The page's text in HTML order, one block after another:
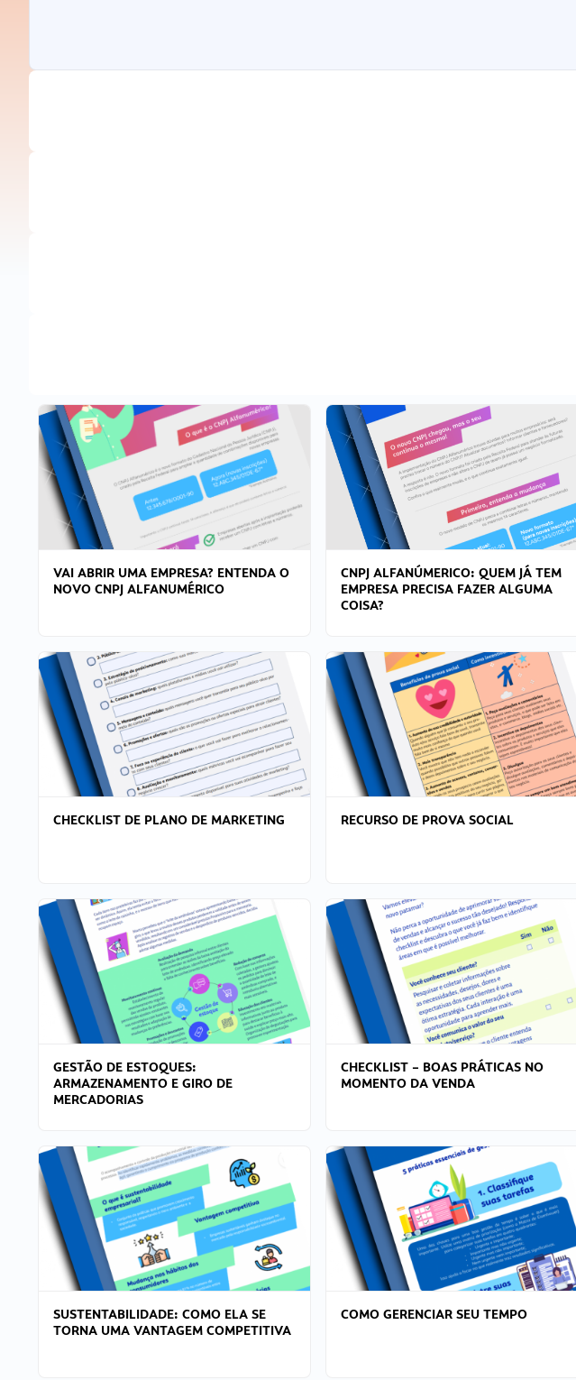
VAI ABRIR UMA EMPRESA? ENTENDA O
NOVO CNPJ ALFANUMÉRICO
CNPJ ALFANÚMERICO: QUEM JÁ TEM
EMPRESA PRECISA FAZER ALGUMA
COISA?
CHECKLIST DE PLANO DE MARKETING RECURSO DE PROVA SOCIAL
GESTÃO DE ESTOQUES:
ARMAZENAMENTO E GIRO DE
MERCADORIAS
CHECKLIST – BOAS PRÁTICAS NO
MOMENTO DA VENDA
SUSTENTABILIDADE: COMO ELA SE
TORNA UMA VANTAGEM COMPETITIVA
COMO GERENCIAR SEU TEMPO